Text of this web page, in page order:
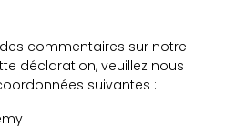
commentaires sur notre
déclaration, veuillez nous
suivantes :